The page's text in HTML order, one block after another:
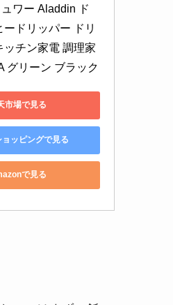
ワー Aladdin ド
ードリッパー ドリ
ッチン家電 調理家
グリーン ブラック
市場で見る
ッピングで見る
で見る